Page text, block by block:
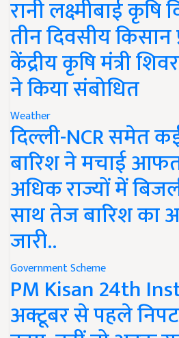
रानी लक्ष्मीबाई कृषि
तीन दिवसीय किसान
केंद्रीय कृषि मंत्री
ने किया संबोधित
Weather
दिल्ली-NCR समेत
बारिश ने मचाई
अधिक राज्यों में
साथ तेज बारिश का
जारी..
Government Scheme
PM Kisan 24th
अक्टूबर से पहले